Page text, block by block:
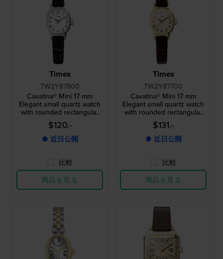
Timex
TW2Y87800
Cavatina® Mini 17 mm
Elegant small quartz watch
with rounded rectangular
case
$120.-
● 近日公開
比較
商品を見る
Timex
TW2Y87700
Cavatina® Mini 17 mm
Elegant small quartz watch
with rounded rectangular
case
$131.-
● 近日公開
比較
商品を見る